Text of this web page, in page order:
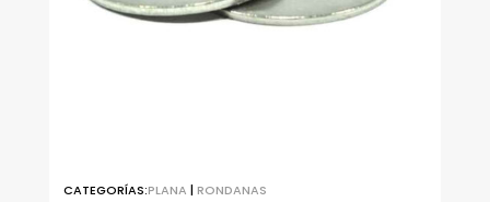
CATEGORÍAS:PLANA |RONDANAS